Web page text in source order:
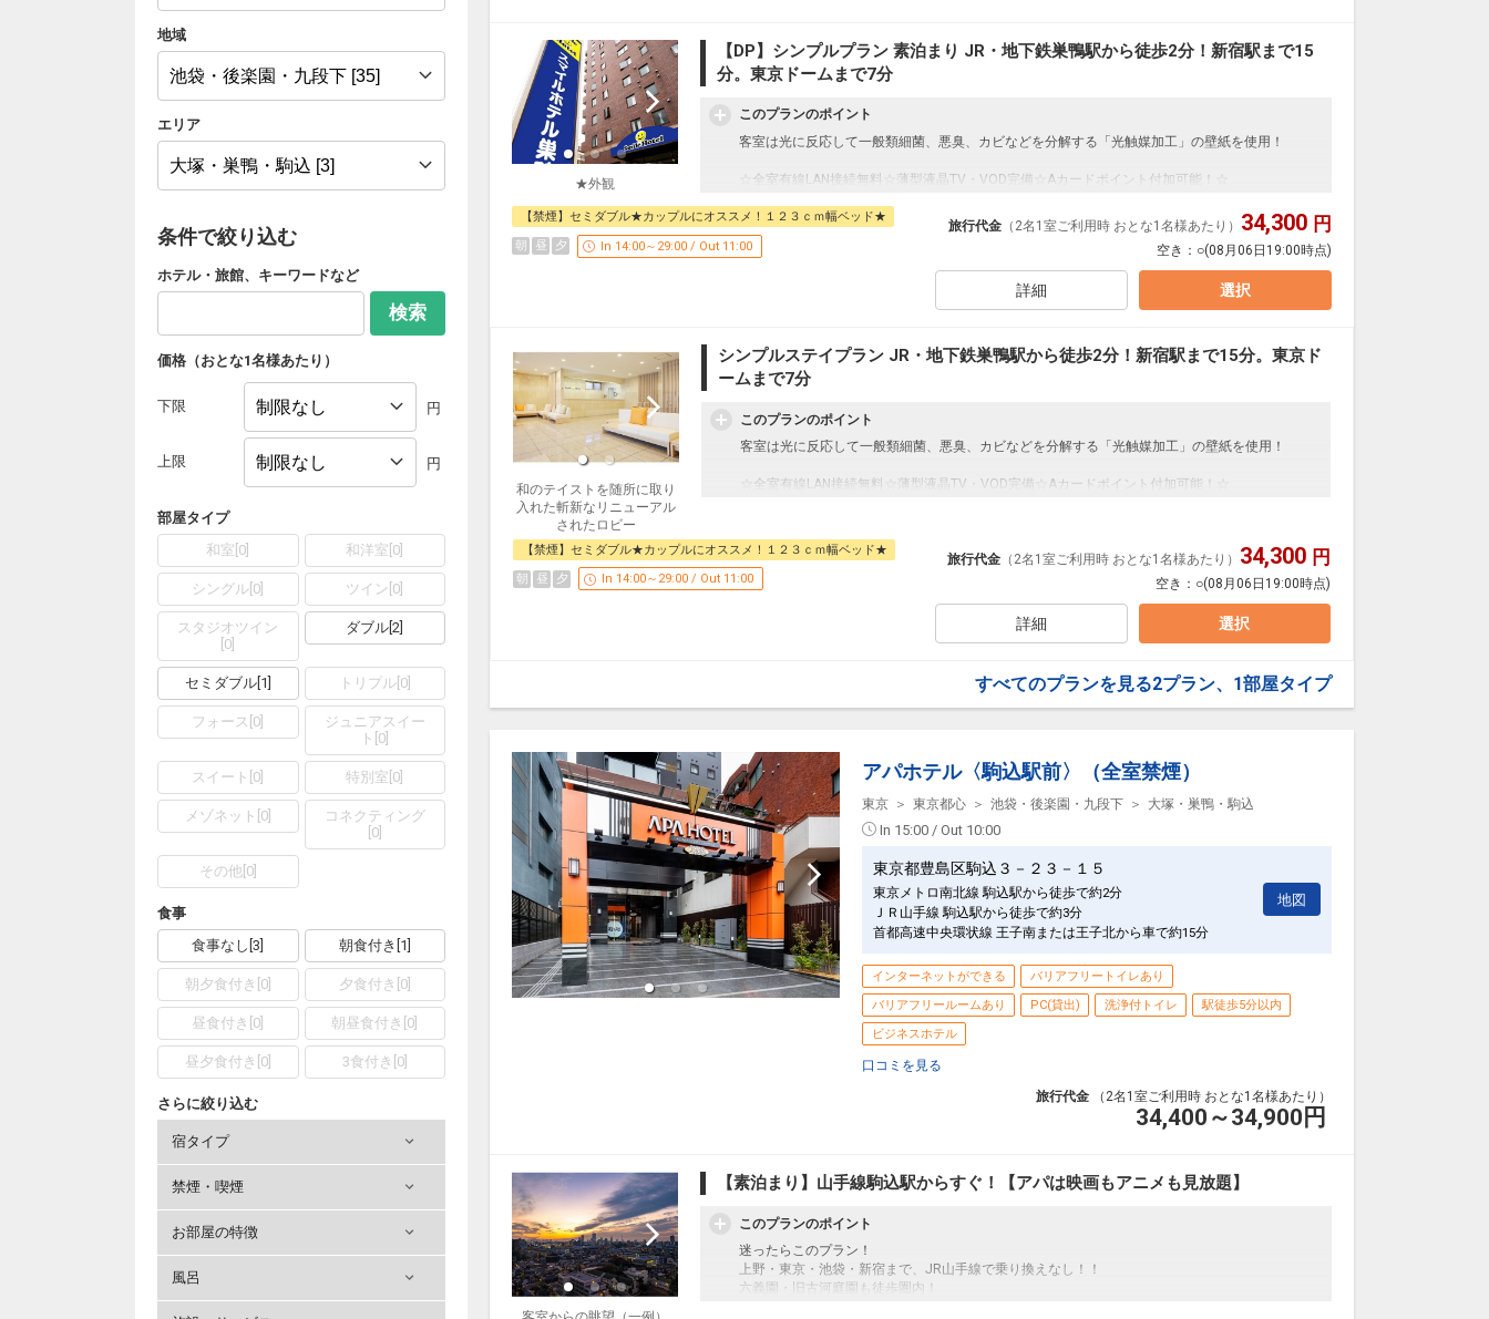
地域
エリア
条件で絞り込む
ホテル・旅館、キーワードなど
検索
価格（おとな1名様あたり）
下限 円
上限 円
部屋タイプ
和室 0 和洋室 0
シングル 0 ツイン 0
スタジオツイン
0
ダブル [2
セミダブル[ 1 トリプル[ 0]
フォース 0
ジュニアスイー
ト 0
スイート 0 特別室 0
メゾネット 0]
コネクティング
0]
その他[ 0]
食事
食事なし [3 朝食付き 1
朝夕食付き 0] 夕食付き 0]
昼食付き 0 朝昼食付き 0
昼夕食付き 0] 3食付き 0]
さらに絞り込む
宿タイプ
禁煙・喫煙
お部屋の特徴
風呂
★外観
【DP】シンプルプラン 素泊まり JR・地下鉄巣鴨駅から徒歩2分！新宿駅まで15
分。東京ドームまで7分
このプランのポイント
客室は光に反応して一般類細菌、悪臭、カビなどを分解する「光触媒加工」の壁紙を使用！
☆全室有線LAN接続無料☆薄型液晶TV・VOD完備☆Aカードポイント付加可能！☆
＜交通アクセス＞
JR山手線、都営地下鉄三田線「巣鴨駅」よりホテルまで徒歩2分
★池袋まで2駅 ★東京ドームまで3駅
設定期間：2022年1月27日～2027年6月30日
インターネットコース番号：DP-2-200000011072
【禁煙】セミダブル★カップルにオススメ！１２３ｃｍ幅ベッド★
朝
昼 夕 In 14:00～29:00 / Out 11:00
旅行代金 （2名1室ご利用時 おとな1名様あたり） 34,300 円
空き： ○(08月06日19:00時点)
詳細 選択
和のテイストを随所に取り
入れた斬新なリニューアル
されたロビー
シンプルステイプラン JR・地下鉄巣鴨駅から徒歩2分！新宿駅まで15分。東京ド
ームまで7分
このプランのポイント
客室は光に反応して一般類細菌、悪臭、カビなどを分解する「光触媒加工」の壁紙を使用！
☆全室有線LAN接続無料☆薄型液晶TV・VOD完備☆Aカードポイント付加可能！☆
＜交通アクセス＞
JR山手線、都営地下鉄三田線「巣鴨駅」よりホテルまで徒歩2分
設定期間：2025年9月2日～2027年6月30日
インターネットコース番号：DP-2-200000041601
【禁煙】セミダブル★カップルにオススメ！１２３ｃｍ幅ベッド★
朝
昼 夕 In 14:00～29:00 / Out 11:00
旅行代金 （2名1室ご利用時 おとな1名様あたり） 34,300 円
空き： ○(08月06日19:00時点)
詳細 選択
すべてのプランを見る2プラン、1部屋タイプ
アパホテル〈駒込駅前〉（全室禁煙）
東京 東京都心 池袋・後楽園・九段下 大塚・巣鴨・駒込
In 15:00 / Out 10:00
東京都豊島区駒込３－２３－１５
東京メトロ南北線 駒込駅から徒歩で約2分
ＪＲ山手線 駒込駅から徒歩で約3分
首都高速中央環状線 王子南または王子北から車で約15分
地図
インターネットができる
バリアフリートイレあり
バリアフリールームあり
PC(貸出) 洗浄付トイレ
駅徒歩5分以内
ビジネスホテル
口コミを見る
旅行代金 （2名1室ご利用時 おとな1名様あたり）
34,400～34,900 円
【素泊まり】山手線駒込駅からすぐ！【アパは映画もアニメも見放題】
このプランのポイント
迷ったらこのプラン！
上野・東京・池袋・新宿まで、JR山手線で乗り換えなし！！
六義園・旧古河庭園も徒歩圏内！